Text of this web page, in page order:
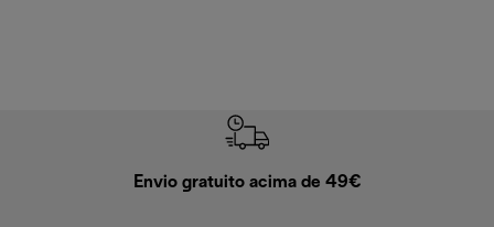
Envio gratuito acima de 49€